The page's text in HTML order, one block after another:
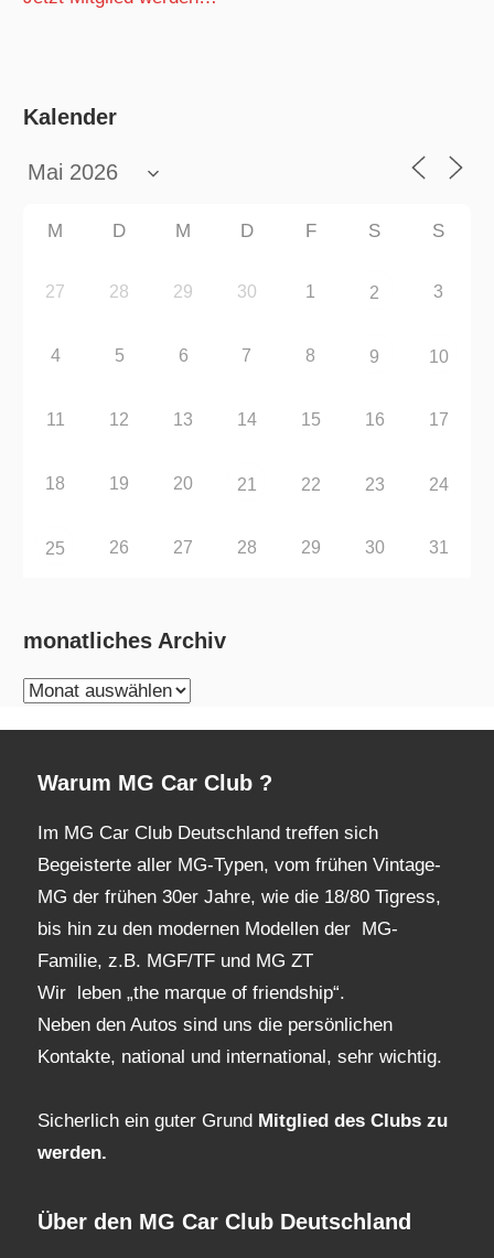
Kalender
M D M D F S S
27 28 29 30 1 2 3
4 5 6 7 8 9 10
11 12 13 14 15 16 17
18 19 20 21 22 23 24
25 26 27 28 29 30 31
monatliches Archiv
monatliches
Warum MG Car Club ?
Im MG Car Club Deutschland treffen sich
Begeisterte aller MG-Typen, vom frühen Vintage-
MG der frühen 30er Jahre, wie die 18/80 Tigress,
bis hin zu den modernen Modellen der MG-
Familie, z.B. MGF/TF und MG ZT
Wir leben „the marque of friendship“.
Neben den Autos sind uns die persönlichen
Kontakte, national und international, sehr wichtig.
Sicherlich ein guter Grund Mitglied des Clubs zu
werden.
Über den MG Car Club Deutschland